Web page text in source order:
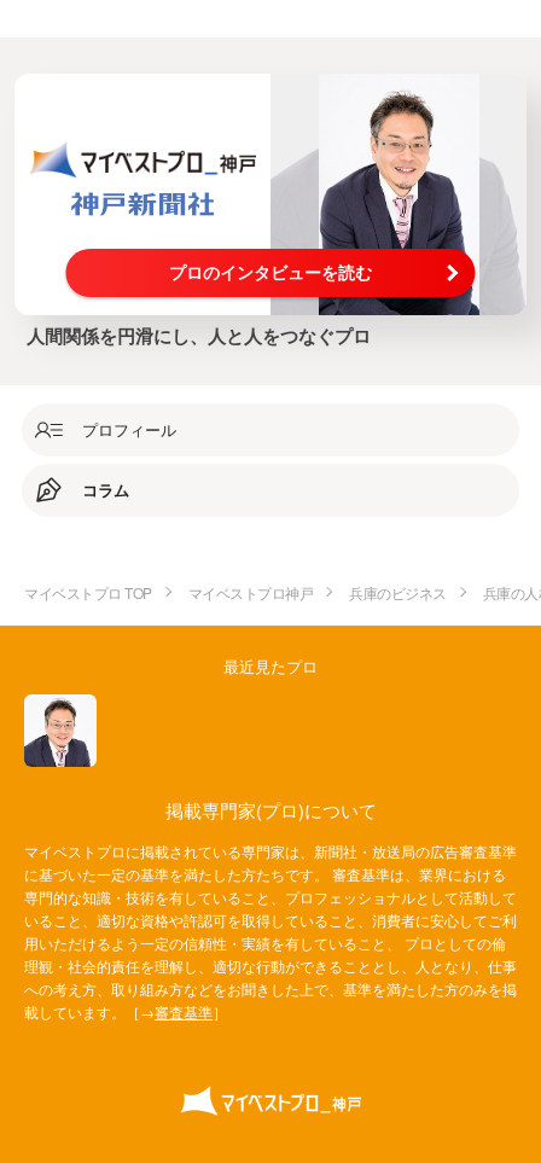
プロのインタビューを読む
人間関係を円滑にし、人と人をつなぐプロ
プロフィール
コラム
マイベストプロ TOP マイベストプロ神戸 兵庫のビジネス 兵庫の
最近見たプロ
掲載専門家(プロ)について
マイベストプロに掲載されている専門家は、新聞社・放送局の広告審査基準
に基づいた一定の基準を満たした方たちです。 審査基準は、業界における
専門的な知識・技術を有していること、プロフェッショナルとして活動して
いること、適切な資格や許認可を取得していること、消費者に安心してご利
用いただけるよう一定の信頼性・実績を有していること、 プロとしての倫
理観・社会的責任を理解し、適切な行動ができることとし、人となり、仕事
への考え方、取り組み方などをお聞きした上で、基準を満たした方のみを掲
載しています。［→審査基準］